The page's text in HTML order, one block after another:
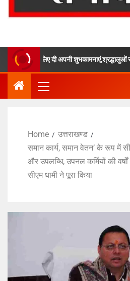
शुभकामनाएं,श्रद्धालुओं से वार्ता कर
Home
उत्तराखण्ड
समान कार्य, समान वेतन’ के रूप में
और उपलब्धि, उपनल कर्मियों की
सीएम धामी ने पूरा किया